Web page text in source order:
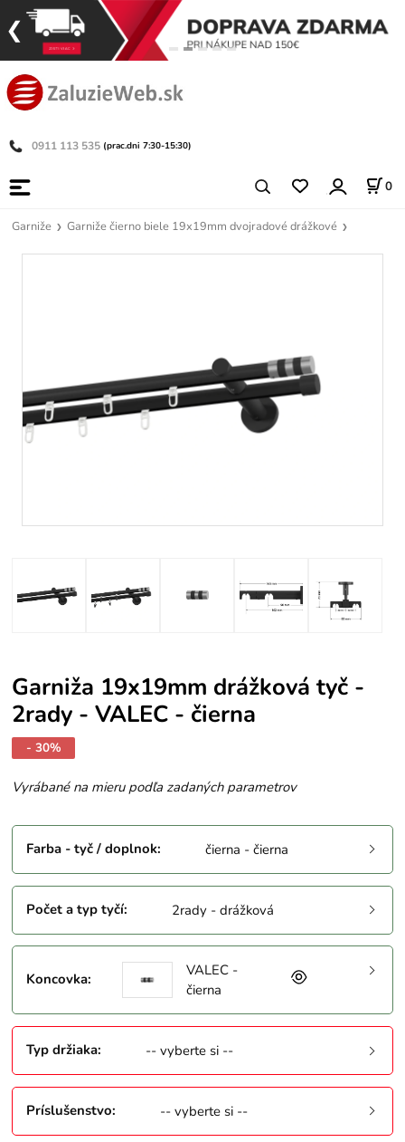
0911 113 535 (prac.dni 7:30-15:30)
0
Garniže Garniže čierno biele 19x19mm dvojradové drážkové
Garniža 19x19mm drážková tyč -
2rady - VALEC - čierna
- 30%
Vyrábané na mieru podľa zadaných parametrov
Farba - tyč / doplnok: čierna - čierna
Počet a typ tyčí: 2rady - drážková
Koncovka:
VALEC -
čierna
Typ držiaka: -- vyberte si --
Príslušenstvo: -- vyberte si --